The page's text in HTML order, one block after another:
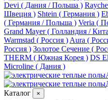
Devi ( Дания / Польша )
Швеция ) Shtein ( Германия )
( Германия / Польша ) Veria (
Grand Mayer ( Голландия /
Warmstad ( Россия ) Aura (
Россия ) Золотое Сечение (
THERM ( Южная Корея ) DS
Microline ( Дания )
Каталог
×